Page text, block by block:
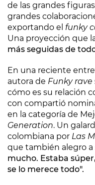
de las grandes
grandes
exportando el funky
Una proyección que
más seguidas de
En una reciente
autora de Funky rave
cómo es su relación
con compartió
en la categoría de
Generation. Un
colombiana por Las
que también alegro a
mucho. Estaba
se lo merece todo".